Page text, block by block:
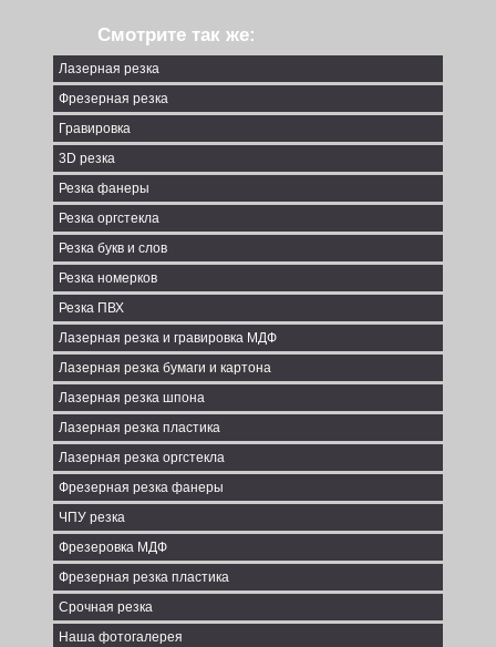
Смотрите так же:
Лазерная резка
Фрезерная резка
Гравировка
3D резка
Резка фанеры
Резка оргстекла
Резка букв и слов
Резка номерков
Резка ПВХ
Лазерная резка и гравировка МДФ
Лазерная резка бумаги и картона
Лазерная резка шпона
Лазерная резка пластика
Лазерная резка оргстекла
Фрезерная резка фанеры
ЧПУ резка
Фрезеровка МДФ
Фрезерная резка пластика
Срочная резка
Наша фотогалерея